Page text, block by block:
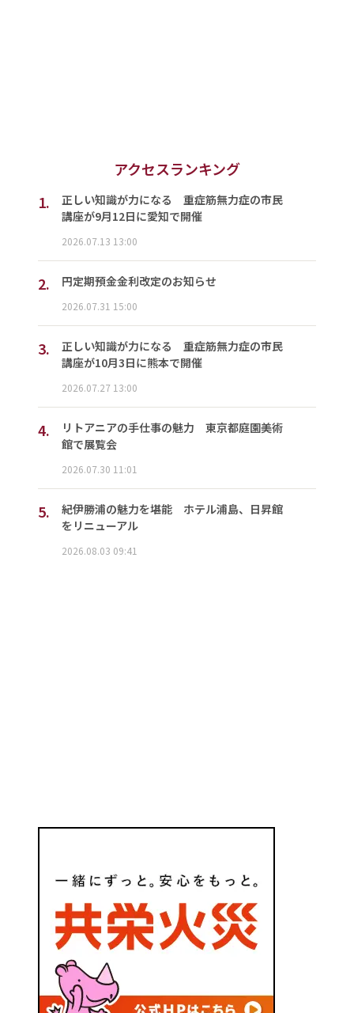
アクセスランキング
1.
正しい知識が力になる 重症筋無力症の市民
講座が9月12日に愛知で開催
2026.07.13 13:00
2. 円定期預金金利改定のお知らせ
2026.07.31 15:00
3.
正しい知識が力になる 重症筋無力症の市民
講座が10月3日に熊本で開催
2026.07.27 13:00
4.
リトアニアの手仕事の魅力 東京都庭園美術
館で展覧会
2026.07.30 11:01
5.
紀伊勝浦の魅力を堪能 ホテル浦島、日昇館
をリニューアル
2026.08.03 09:41